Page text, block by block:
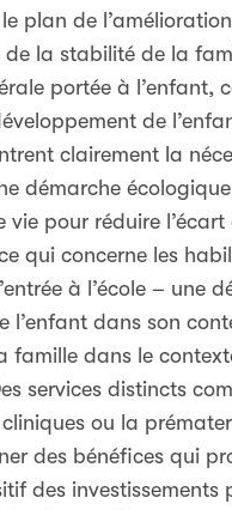
plan de
la stabilité de la
portée à l’enfant,
de
clairement la
démarche
vie pour réduire
qui concerne les
à l’école – une
l’enfant dans son
famille dans le
services distincts
ou la
des bénéfices qui
des investissements